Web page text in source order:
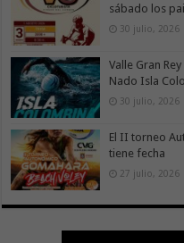
sábado los
30 julio, 2026
Valle Gran
Nado Isla
30 julio, 2026
El II torneo
tiene fecha
27 julio, 2026